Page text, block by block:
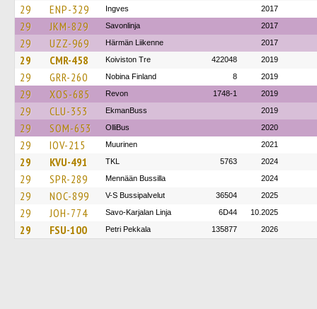
29 ENP-329 Ingves 2017
29 JKM-829 Savonlinja 2017
29 UZZ-969 Härmän Liikenne 2017
29 CMR-458 Koiviston Tre 422048 2019
29 GRR-260 Nobina Finland 8 2019
29 XOS-685 Revon 1748-1 2019
29 CLU-353 EkmanBuss 2019
29 SOM-653 OlliBus 2020
29 IOV-215 Muurinen 2021
29 KVU-491 TKL 5763 2024
29 SPR-289 Mennään Bussilla 2024
29 NOC-899 V-S Bussipalvelut 36504 2025
29 JOH-774 Savo-Karjalan Linja 6D44 10.2025
29 FSU-100 Petri Pekkala 135877 2026